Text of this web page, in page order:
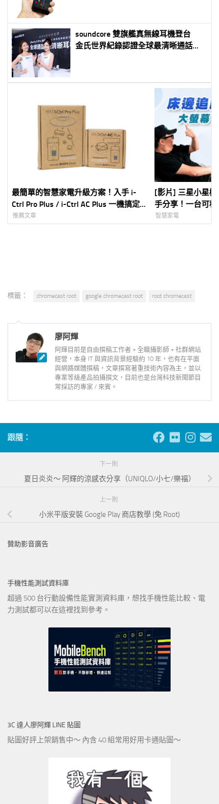
soundcore 雙旗艦真無線耳機登台
金氏世界紀錄認證全球最清晰通話
最簡單的智慧家電升級方案！入手 i-
Ctrl Pro Plus / i-Ctrl AC Plus 一機搞定
全屋家電
推薦文章
[影片] 三星小星機
手分享！一台可
幕，電視、平板
智慧家電
標籤： chromecast root google chromecast root root chromecast
廖阿輝
阿輝目前是自由撰稿工作者 + 全職攝影師 + 社群網站
經營，本身 IT 與資訊背景經驗約 10 年，也有在平面
與網路媒體撰稿，文章撰寫著重技術內容為主，並以
專業等級產品拍攝撰文，目前也是台灣科技新聞節目
常採訪的專家 / 來賓。
跟隨：
下一則
夏日炎炎～ 阿輝的涼感衣分享（UNIQLO/小七/樂福）
上一則
小米平版安裝 Google Play 商店教學 (免 Root)
贊助影音廣告
手機性能測試資料庫
超過 500 台行動設備性能實測資料庫，想找手機性能比較、電
力測試都可以在這裡找到參考。
3C 達人廖阿輝 LINE 貼圖
貼圖好評上架銷售中～ 內含 40 組常用好用卡通貼圖～